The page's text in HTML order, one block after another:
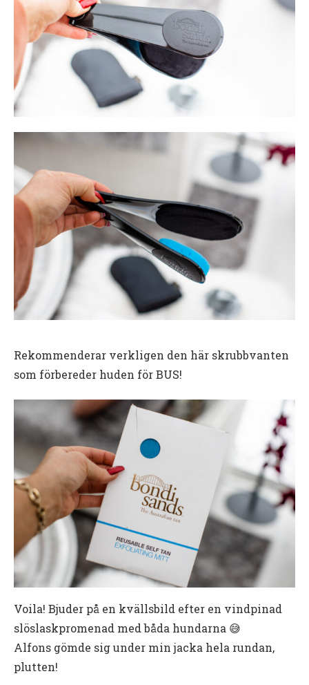
Rekommenderar verkligen den här skrubbvanten
som förbereder huden för BUS!
Voila! Bjuder på en kvällsbild efter en vindpinad
slöslaskpromenad med båda hundarna 😅
Alfons gömde sig under min jacka hela rundan,
plutten!